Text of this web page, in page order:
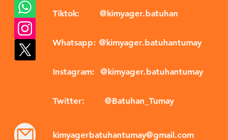
Tiktok: @kimyager.batuhan
Whatsapp: @kimyager.batuhantumay
Instagram: @kimyager.batuhantumay
Twitter: @Batuhan_Tumay
kimyagerbatuhantumay@gmail.com